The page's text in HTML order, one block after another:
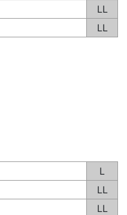
LL
LL
L
LL
LL